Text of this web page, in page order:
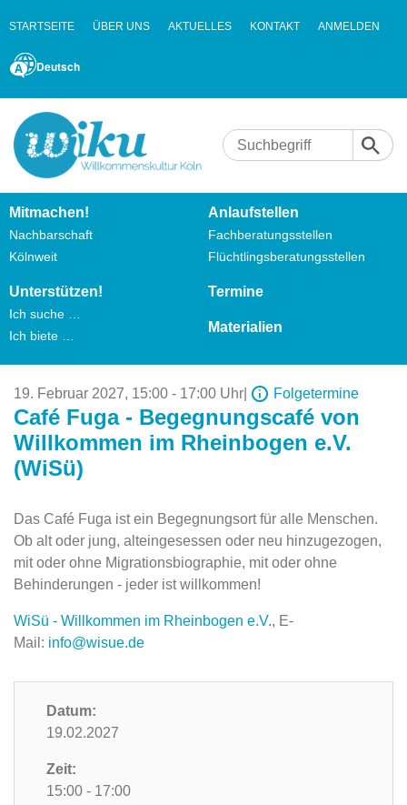
STARTSEITE ÜBER UNS AKTUELLES KONTAKT ANMELDEN
Deutsch
Mitmachen!
Nachbarschaft
Kölnweit
Anlaufstellen
Fachberatungsstellen
Flüchtlingsberatungsstellen
Unterstützen!
Ich suche …
Ich biete …
Termine
Materialien
19. Februar 2027, 15:00 - 17:00 Uhr Folgetermine
Café Fuga - Begegnungscafé von
Willkommen im Rheinbogen e.V.
(WiSü)
Das Café Fuga ist ein Begegnungsort für alle Menschen.
Ob alt oder jung, alteingesessen oder neu hinzugezogen,
mit oder ohne Migrationsbiographie, mit oder ohne
Behinderungen - jeder ist willkommen!
WiSü - Willkommen im Rheinbogen e.V., E-
Mail: info@wisue.de
Datum:
19.02.2027
Zeit:
15:00 - 17:00